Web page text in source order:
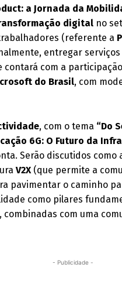
a Jornada da
digital no
(referente a
entregar
contará com a
do Brasil, com
, com o tema “Do
6G: O Futuro da
Serão discutidos como
V2X(que permite a
pavimentar o caminho
como pilares
com uma
- Publicidade -